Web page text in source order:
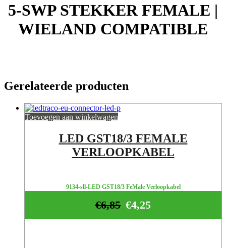
5-SWP STEKKER FEMALE |
WIELAND COMPATIBLE
Gerelateerde producten
Toevoegen aan winkelwagen
LED GST18/3 FEMALE
VERLOOPKABEL
9134-sll-LED GST18/3 FeMale Verloopkabel
€4,25
€6,85